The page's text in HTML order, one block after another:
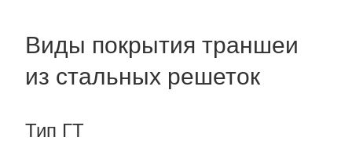
Виды покрытия траншеи
из стальных решеток
Тип ГТ